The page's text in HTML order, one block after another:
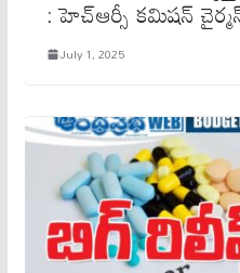
: హెచ్ఆర్సీ క‌మిష‌న్
July 1, 2025